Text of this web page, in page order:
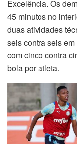
Excelência. Os
45 minutos no
duas atividades
seis contra seis
com cinco contra
bola por atleta.